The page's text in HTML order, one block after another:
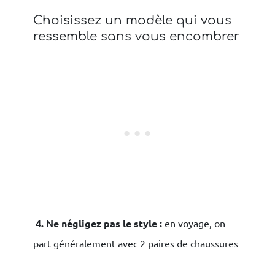
Choisissez un modèle qui vous
ressemble sans vous encombrer
4. Ne négligez pas le style :en voyage, on
part généralement avec 2 paires de chaussures